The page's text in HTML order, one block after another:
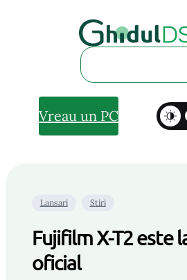
Vreau un PC
Lansari Stiri
Fujifilm X-T2 este
oficial